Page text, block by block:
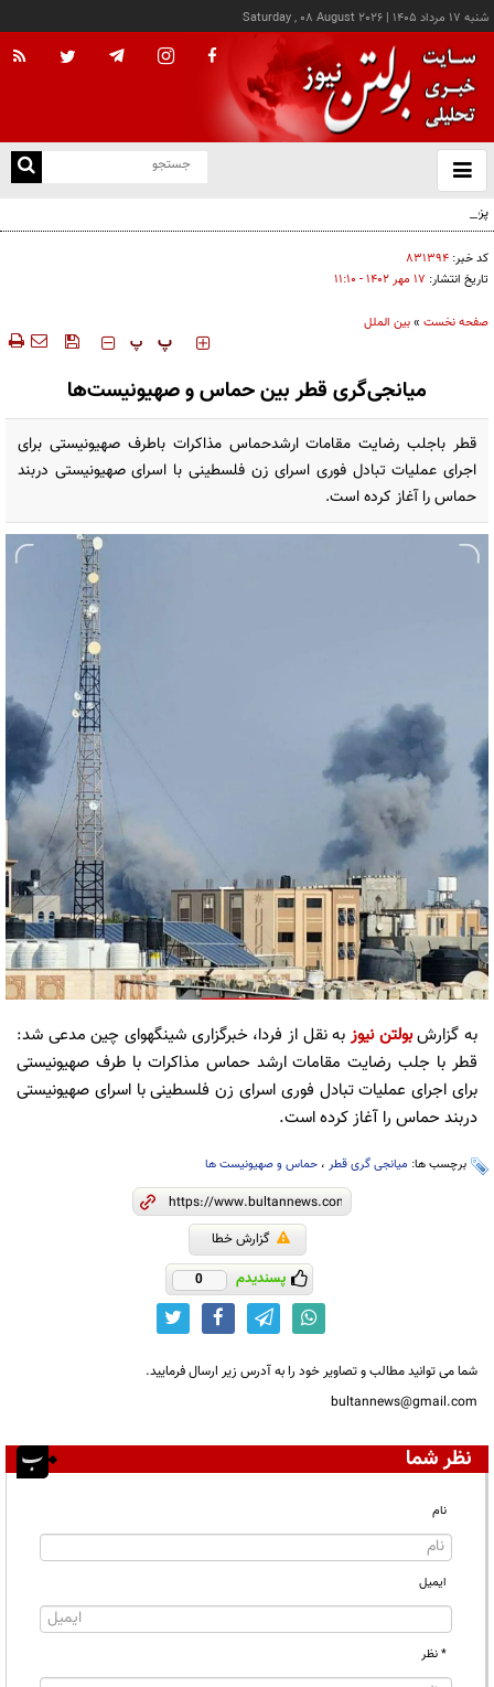
شنبه ۱۷ مرداد ۱۴۰۵ |
Saturday , 08 August 2026
باز
و
پزشکیان: خدمت بی‌منت و مشارکت مردمی، پایه حل مشکلات کشور است
کد خبر: ۸۳۱۳۹۴
تاریخ انتشار: ۱۷ مهر ۱۴۰۲ - ۱۱:۱۰
صفحه نخست »بین الملل
‍‍‍ پ پ
میانجی‌گری قطر بین حماس و صهیونیست‌ها
قطر باجلب رضایت مقامات ارشدحماس مذاکرات باطرف صهیونیستی برای
اجرای عملیات تبادل فوری اسرای زن فلسطینی با اسرای صهیونیستی دربند
حماس را آغاز کرده است.
به گزارشبولتن نیوز به نقل از فردا، خبرگزاری شینگهوای چین مدعی شد:
قطر با جلب رضایت مقامات ارشد حماس مذاکرات با طرف صهیونیستی
برای اجرای عملیات تبادل فوری اسرای زن فلسطینی با اسرای صهیونیستی
دربند حماس را آغاز کرده است.
برچسب ها: میانجی گری قطر ، حماس و صهیونیست ها
گزارش خطا
پسندیدم 0
شما می توانید مطالب و تصاویر خود را به آدرس زیر ارسال فرمایید.
bultannews@gmail.com
نظر شما
نام
ایمیل
* نظر